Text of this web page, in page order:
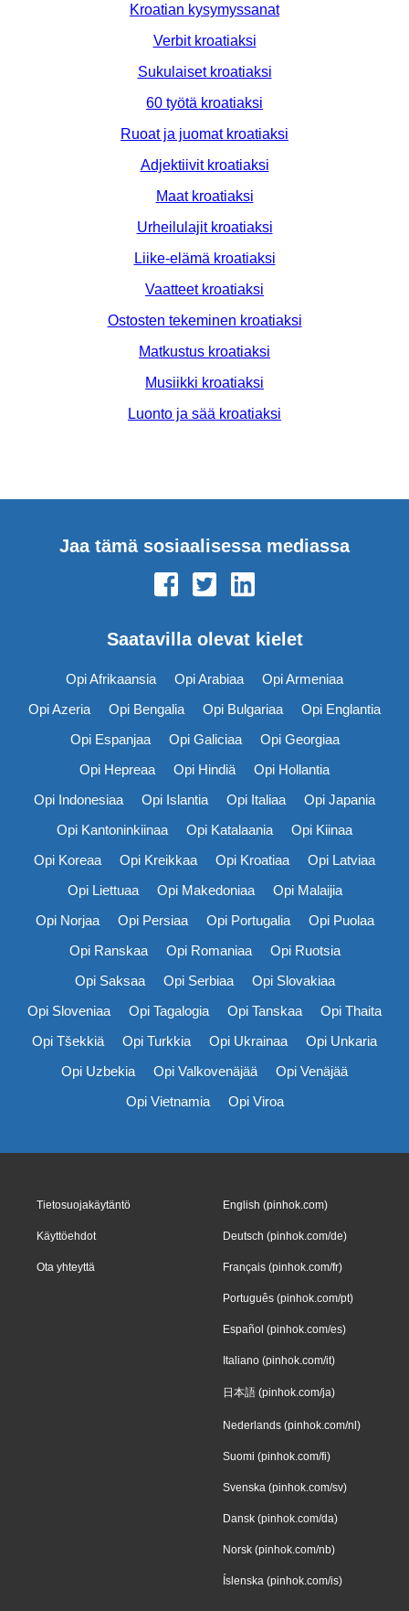
Kroatian kysymyssanat
Verbit kroatiaksi
Sukulaiset kroatiaksi
60 työtä kroatiaksi
Ruoat ja juomat kroatiaksi
Adjektiivit kroatiaksi
Maat kroatiaksi
Urheilulajit kroatiaksi
Liike-elämä kroatiaksi
Vaatteet kroatiaksi
Ostosten tekeminen kroatiaksi
Matkustus kroatiaksi
Musiikki kroatiaksi
Luonto ja sää kroatiaksi
Jaa tämä sosiaalisessa mediassa
Saatavilla olevat kielet
Opi Afrikaansia Opi Arabiaa
Opi Armeniaa
Opi Azeria
Opi Bengalia Opi Bulgariaa
Opi Englantia
Opi Espanjaa
Opi Galiciaa
Opi Georgiaa
Opi Hepreaa
Opi Hindiä
Opi Hollantia
Opi Indonesiaa
Opi Islantia Opi Italiaa
Opi Japania
Opi Kantoninkiinaa
Opi Katalaania
Opi Kiinaa
Opi Koreaa
Opi Kreikkaa Opi Kroatiaa
Opi Latviaa
Opi Liettuaa
Opi Makedoniaa
Opi Malaijia
Opi Norjaa
Opi Persiaa Opi Portugalia
Opi Puolaa
Opi Ranskaa
Opi Romaniaa
Opi Ruotsia
Opi Saksaa
Opi Serbiaa
Opi Slovakiaa
Opi Sloveniaa
Opi Tagalogia Opi Tanskaa
Opi Thaita
Opi Tšekkiä
Opi Turkkia Opi Ukrainaa
Opi Unkaria
Opi Uzbekia
Opi Valkovenäjää
Opi Venäjää
Opi Vietnamia
Opi Viroa
Tietosuojakäytäntö
Käyttöehdot
Ota yhteyttä
English (pinhok.com)
Deutsch (pinhok.com/de)
Français (pinhok.com/fr)
Português (pinhok.com/pt)
Español (pinhok.com/es)
Italiano (pinhok.com/it)
日本語 (pinhok.com/ja)
Nederlands (pinhok.com/nl)
Suomi (pinhok.com/fi)
Svenska (pinhok.com/sv)
Dansk (pinhok.com/da)
Norsk (pinhok.com/nb)
Íslenska (pinhok.com/is)